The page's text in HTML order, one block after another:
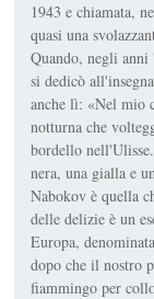
1943 e chiamata,
quasi una
Quando, negli
si dedicò
anche lì: «Nel mio
notturna che
bordello
nera, una gialla e
Nabokov è quella
delle delizie è un
Europa,
dopo che il nostro
fiammingo per